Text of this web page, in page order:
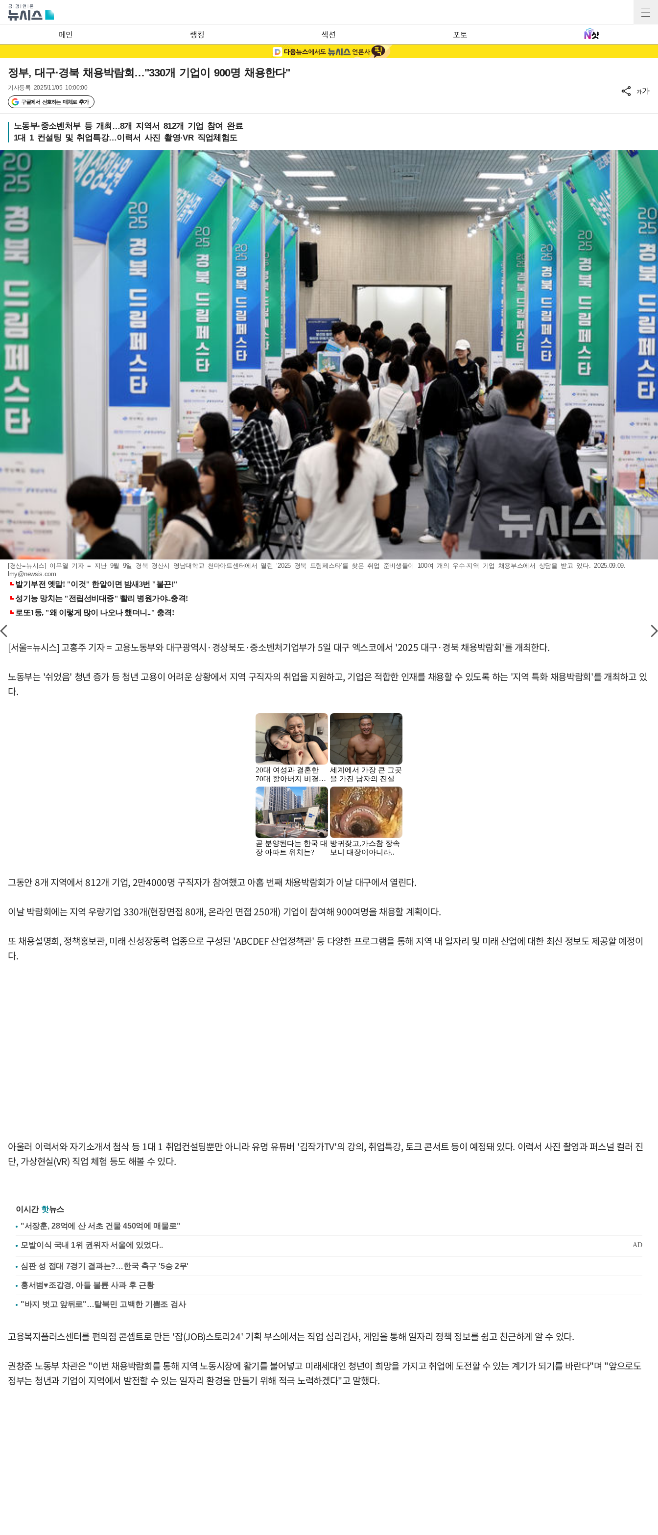
메인 랭킹 섹션 포토
정부, 대구·경북 채용박람회…"330개 기업이 900명 채용한다"
기사등록 2025/11/05 10:00:00
구글에서 선호하는 매체로 추가
가가
노동부·중소벤처부 등 개최…8개 지역서 812개 기업 참여 완료
1대 1 컨설팅 및 취업특강…이력서 사진 촬영·VR 직업체험도
[경산=뉴시스] 이무열 기자 = 지난 9월 9일 경북 경산시 영남대학교 천마아트센터에서 열린 ‘2025 경북 드림페스타’를 찾은 취업 준비생들이 100여 개의 우수·지역 기업 채용부스에서 상담을 받고 있다. 2025.09.09.
lmy@newsis.com
[서울=뉴시스] 고홍주 기자 = 고용노동부와 대구광역시·경상북도·중소벤처기업부가 5일 대구 엑스코에서 '2025 대구·경북 채용박람회'를 개최한다.
노동부는 '쉬었음' 청년 증가 등 청년 고용이 어려운 상황에서 지역 구직자의 취업을 지원하고, 기업은 적합한 인재를 채용할 수 있도록 하는 '지역 특화 채용박람회'를 개최하고 있
다.
그동안 8개 지역에서 812개 기업, 2만4000명 구직자가 참여했고 아홉 번째 채용박람회가 이날 대구에서 열린다.
이날 박람회에는 지역 우량기업 330개(현장면접 80개, 온라인 면접 250개) 기업이 참여해 900여명을 채용할 계획이다.
또 채용설명회, 정책홍보관, 미래 신성장동력 업종으로 구성된 'ABCDEF 산업정책관' 등 다양한 프로그램을 통해 지역 내 일자리 및 미래 산업에 대한 최신 정보도 제공할 예정이
다.
아울러 이력서와 자기소개서 첨삭 등 1대 1 취업컨설팅뿐만 아니라 유명 유튜버 '김작가TV'의 강의, 취업특강, 토크 콘서트 등이 예정돼 있다. 이력서 사진 촬영과 퍼스널 컬러 진
단, 가상현실(VR) 직업 체험 등도 해볼 수 있다.
이시간 핫뉴스
"서장훈, 28억에 산 서초 건물 450억에 매물로"
심판 성 접대 7경기 결과는?…한국 축구 '5승 2무'
홍서범♥조갑경, 아들 불륜 사과 후 근황
"바지 벗고 앞뒤로"…탈북민 고백한 기쁨조 검사
고용복지플러스센터를 편의점 콘셉트로 만든 '잡(JOB)스토리24' 기획 부스에서는 직업 심리검사, 게임을 통해 일자리 정책 정보를 쉽고 친근하게 알 수 있다.
권창준 노동부 차관은 "이번 채용박람회를 통해 지역 노동시장에 활기를 불어넣고 미래세대인 청년이 희망을 가지고 취업에 도전할 수 있는 계기가 되기를 바란다"며 "앞으로도
정부는 청년과 기업이 지역에서 발전할 수 있는 일자리 환경을 만들기 위해 적극 노력하겠다"고 말했다.